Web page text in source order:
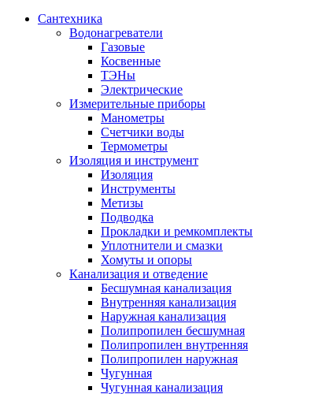
Сантехника
Водонагреватели
Газовые
Косвенные
ТЭНы
Электрические
Измерительные приборы
Манометры
Счетчики воды
Термометры
Изоляция и инструмент
Изоляция
Инструменты
Метизы
Подводка
Прокладки и ремкомплекты
Уплотнители и смазки
Хомуты и опоры
Канализация и отведение
Бесшумная канализация
Внутренняя канализация
Наружная канализация
Полипропилен бесшумная
Полипропилен внутренняя
Полипропилен наружная
Чугунная
Чугунная канализация